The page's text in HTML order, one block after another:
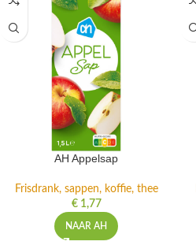
AH Appelsap
Frisdrank, sappen, koffie, thee
€1,77
NAAR AH